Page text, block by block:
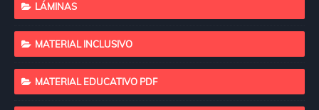
LÁMINAS
MATERIAL INCLUSIVO
MATERIAL EDUCATIVO PDF